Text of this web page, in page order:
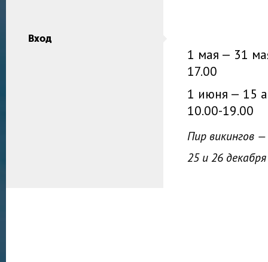
Вход
Вход
1 мая — 31
17.00
1 июня — 15
10.00-19.00
Пир викингов
25 и 26 декабря